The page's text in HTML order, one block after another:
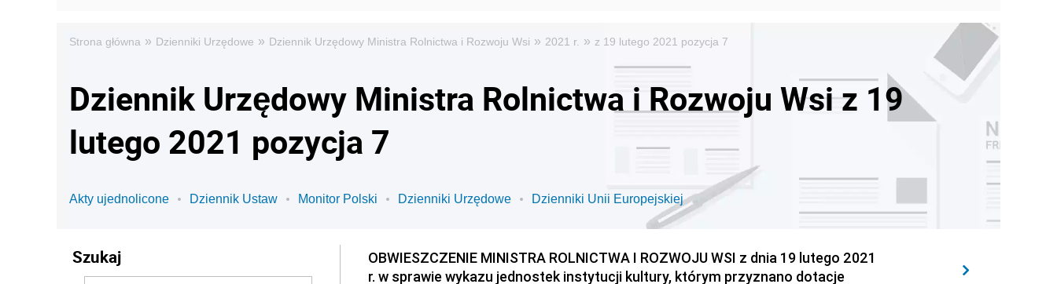
Strona główna » Dzienniki Urzędowe » Dziennik Urzędowy Ministra Rolnictwa i Rozwoju Wsi » 2021 r. » z 19 lutego 2021 pozycja 7
Dziennik Urzędowy Ministra Rolnictwa i Rozwoju Wsi z 19
lutego 2021 pozycja 7
Akty ujednolicone Dziennik Ustaw Monitor Polski Dzienniki Urzędowe Dzienniki Unii Europejskiej
Szukaj
OBWIESZCZENIE MINISTRA ROLNICTWA I ROZWOJU WSI z dnia 19 lutego 2021
r. w sprawie wykazu jednostek instytucji kultury, którym przyznano dotacje